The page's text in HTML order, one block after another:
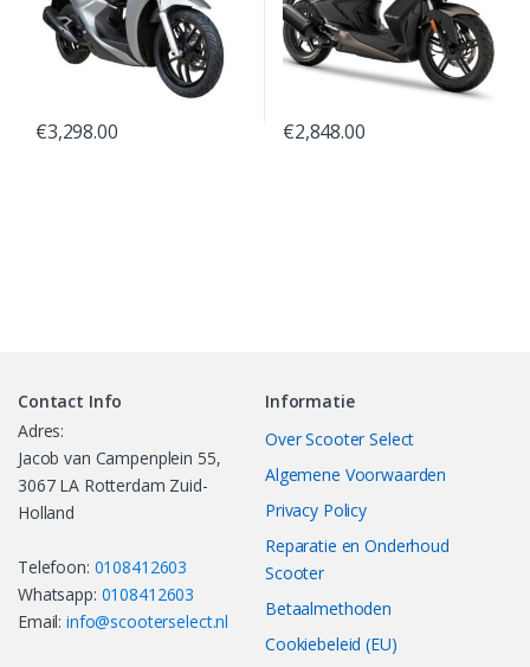
€3,298.00 €2,848.00
Contact Info
Adres:
Jacob van Campenplein 55,
3067 LA Rotterdam Zuid-
Holland
Telefoon: 0108412603
Whatsapp: 0108412603
Email:info@scooterselect.nl
Informatie
Over Scooter Select
Algemene Voorwaarden
Privacy Policy
Reparatie en Onderhoud
Scooter
Betaalmethoden
Cookiebeleid (EU)